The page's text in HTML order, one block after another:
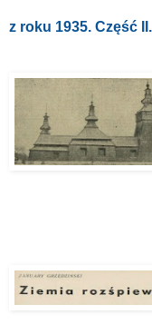
z roku 1935. Część II.